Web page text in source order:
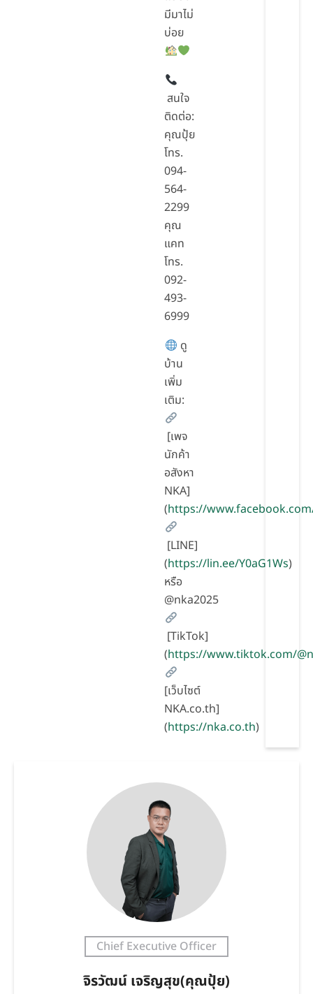
มีมาไม่
บ่อย
สนใจ
ติดต่อ:
คุณปุ้ย
โทร.
094-
564-
2299
คุณ
แคท
โทร.
092-
493-
6999
ดู
บ้าน
เพิ่ม
เติม:
[เพจ
นักค้า
อสังหา
NKA]
(https://
[LINE]
(https://lin.ee/Y0aG1Ws)
หรือ
@nka2025
[TikTok]
(https://www.tiktok.com/
[เว็บไซต์
NKA.co.th]
(https://nka.co.th)
Chief Executive Officer
จิรวัฒน์ เจริญสุข(คุณปุ้ย)